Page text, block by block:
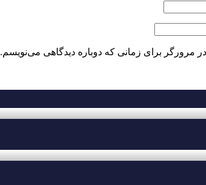
مرورگر برای زمانی که دوباره دیدگاهی می‌نویسم.